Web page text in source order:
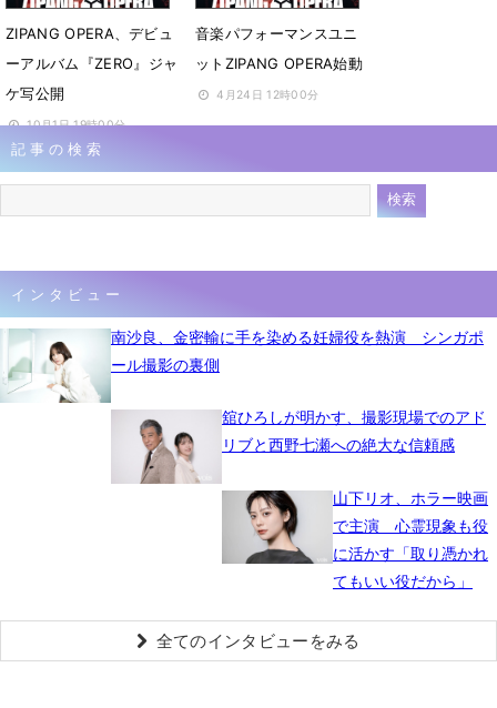
ZIPANG OPERA、デビュ
ーアルバム『ZERO』ジャ
ケ写公開
10月1日 19時00分
音楽パフォーマンスユニ
ットZIPANG OPERA始動
4月24日 12時00分
記事の検索
インタビュー
南沙良、金密輸に手を染める妊婦役を熱演 シンガポ
ール撮影の裏側
舘ひろしが明かす、撮影現場でのアド
リブと西野七瀬への絶大な信頼感
山下リオ、ホラー映画
で主演 心霊現象も役
に活かす「取り憑かれ
てもいい役だから」
全てのインタビューをみる